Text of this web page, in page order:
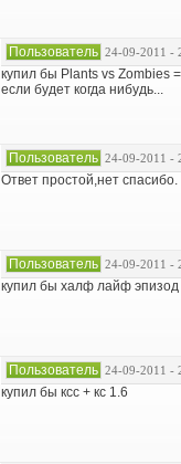
Пользователь 24-09-2011 -
купил бы Plants vs Zombies
если будет когда нибудь...
Пользователь 24-09-2011 -
Ответ простой,нет спасибо.
Пользователь 24-09-2011 -
купил бы халф лайф эпизод
Пользователь 24-09-2011 -
купил бы ксс + кс 1.6